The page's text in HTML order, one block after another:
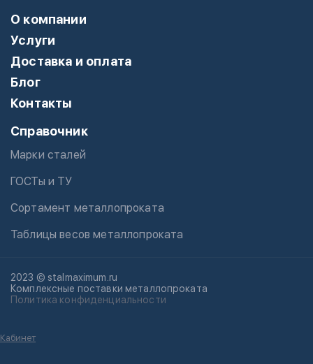
О компании
Услуги
Доставка и оплата
Блог
Контакты
Справочник
Марки сталей
ГОСТы и ТУ
Сортамент металлопроката
Таблицы весов металлопроката
2023 © stalmaximum.ru
Комплексные поставки металлопроката
Политика конфиденциальности
Кабинет